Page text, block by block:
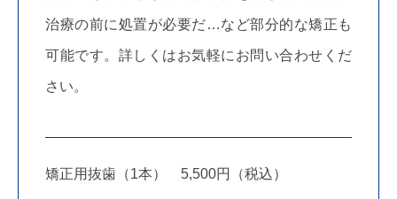
治療の前に処置が必要だ…など部分的な矯正も
可能です。詳しくはお気軽にお問い合わせくだ
さい。
矯正用抜歯（1本） 5,500円（税込）